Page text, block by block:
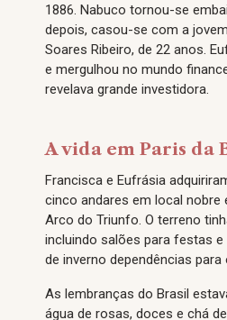
1886. Nabuco tornou-se
depois, casou-se com a
Soares Ribeiro, de 22 anos.
e mergulhou no mundo
revelava grande investidora.
A vida em Paris da
Francisca e Eufrásia
cinco andares em local nobre
Arco do Triunfo. O terreno
incluindo salões para festas
de inverno dependências
As lembranças do Brasil
água de rosas, doces e chá